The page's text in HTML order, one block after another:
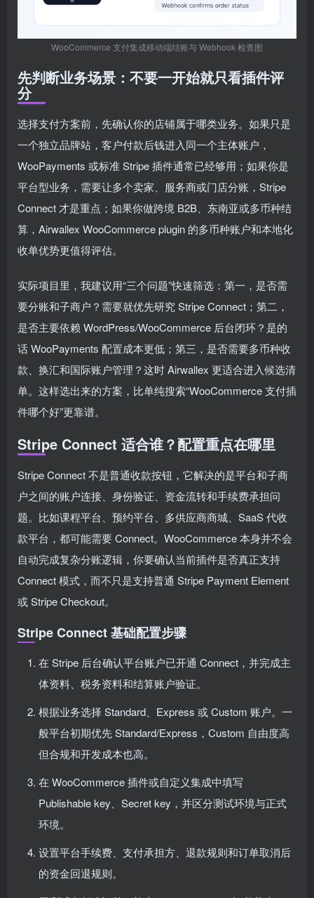
WooCommerce 支付集成移动端结账与 Webhook 检查图
先判断业务场景：不要一开始就只看插件评
分
选择支付方案前，先确认你的店铺属于哪类业务。如果只是
一个独立品牌站，客户付款后钱进入同一个主体账户，
WooPayments 或标准 Stripe 插件通常已经够用；如果你是
平台型业务，需要让多个卖家、服务商或门店分账，Stripe
Connect 才是重点；如果你做跨境 B2B、东南亚或多币种结
算，Airwallex WooCommerce plugin 的多币种账户和本地化
收单优势更值得评估。
实际项目里，我建议用“三个问题”快速筛选：第一，是否需
要分账和子商户？需要就优先研究 Stripe Connect；第二，
是否主要依赖 WordPress/WooCommerce 后台闭环？是的
话 WooPayments 配置成本更低；第三，是否需要多币种收
款、换汇和国际账户管理？这时 Airwallex 更适合进入候选清
单。这样选出来的方案，比单纯搜索“WooCommerce 支付插
件哪个好”更靠谱。
Stripe Connect 适合谁？配置重点在哪里
Stripe Connect 不是普通收款按钮，它解决的是平台和子商
户之间的账户连接、身份验证、资金流转和手续费承担问
题。比如课程平台、预约平台、多供应商商城、SaaS 代收
款平台，都可能需要 Connect。WooCommerce 本身并不会
自动完成复杂分账逻辑，你要确认当前插件是否真正支持
Connect 模式，而不只是支持普通 Stripe Payment Element
或 Stripe Checkout。
Stripe Connect 基础配置步骤
在 Stripe 后台确认平台账户已开通 Connect，并完成主
体资料、税务资料和结算账户验证。
根据业务选择 Standard、Express 或 Custom 账户。一
般平台初期优先 Standard/Express，Custom 自由度高
但合规和开发成本也高。
在 WooCommerce 插件或自定义集成中填写
Publishable key、Secret key，并区分测试环境与正式
环境。
设置平台手续费、支付承担方、退款规则和订单取消后
的资金回退规则。